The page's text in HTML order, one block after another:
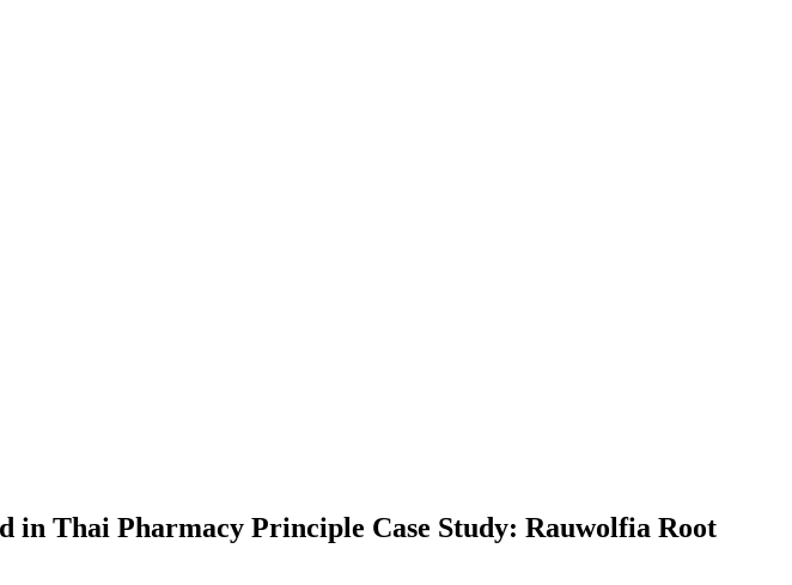
in Thai Pharmacy Principle Case Study: Rauwolfia Root